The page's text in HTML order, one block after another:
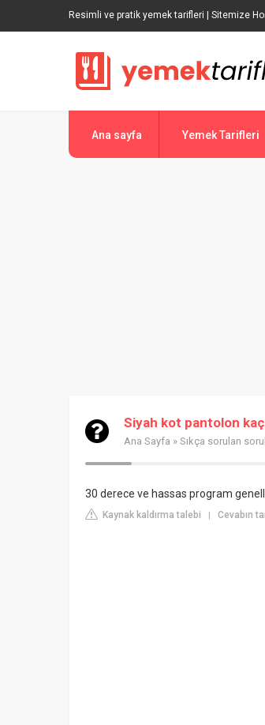
Resimli ve pratik yemek tarifleri | Sitemize
Ana sayfa Yemek Tarifleri
Siyah kot pantolon
Ana Sayfa » Sıkça sorulan
30 derece ve hassas program
Kaynak kaldırma talebi | Cevabın